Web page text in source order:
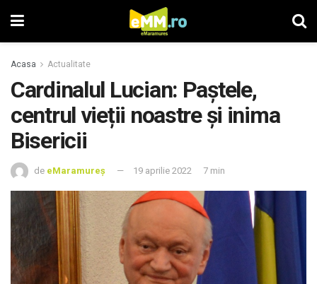
Acasa Actualitate
Cardinalul Lucian: Paștele,
centrul vieții noastre și inima
Bisericii
de eMaramureș 19 aprilie 2022 7 min